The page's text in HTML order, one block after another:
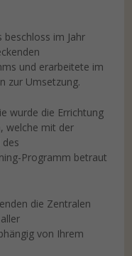
beschloss im Jahr
und erarbeitete im
zur Umsetzung.
wurde die Errichtung
welche mit der
Programm betraut
die Zentralen
von Ihrem